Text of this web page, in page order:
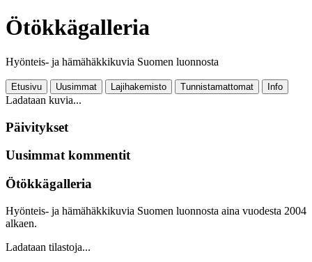
Ötökkägalleria
Hyönteis- ja hämähäkkikuvia Suomen luonnosta
Etusivu Uusimmat Lajihakemisto Tunnistamattomat Info
Ladataan kuvia...
Päivitykset
Uusimmat kommentit
Ötökkägalleria
Hyönteis- ja hämähäkkikuvia Suomen luonnosta aina vuodesta 2004
alkaen.
Ladataan tilastoja...